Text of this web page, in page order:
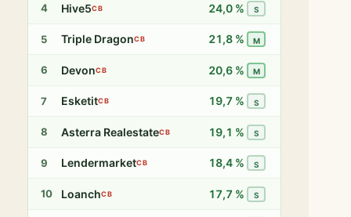
4 Hive5CB 24,0 % S
5 Triple DragonCB 21,8 % M
6 DevonCB 20,6 % M
7 EsketitCB 19,7 % S
8 Asterra RealestateCB 19,1 % S
9 LendermarketCB 18,4 % S
10 LoanchCB 17,7 % S